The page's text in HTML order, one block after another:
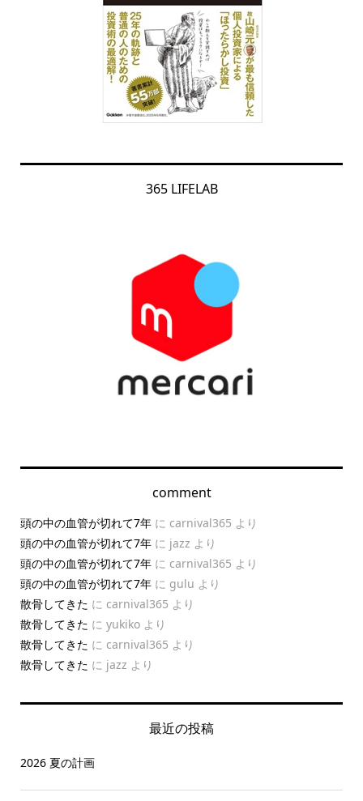
365 LIFELAB
comment
頭の中の血管が切れて7年に carnival365 より
頭の中の血管が切れて7年に jazz より
頭の中の血管が切れて7年に carnival365 より
頭の中の血管が切れて7年に gulu より
散骨してきた に carnival365 より
散骨してきた に yukikoより
散骨してきた に carnival365 より
散骨してきた に jazz より
最近の投稿
2026 夏の計画